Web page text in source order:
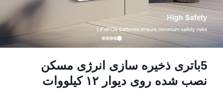
5باتری ذخیره سازی انرژی مسکن
نصب شده روی دیوار ۱۲ کیلووات